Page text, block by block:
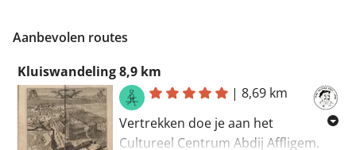
Aanbevolen routes
Kluiswandeling 8,9 km
|8,69 km
Vertrekken doe je aan het
Cultureel Centrum Abdij Affligem.